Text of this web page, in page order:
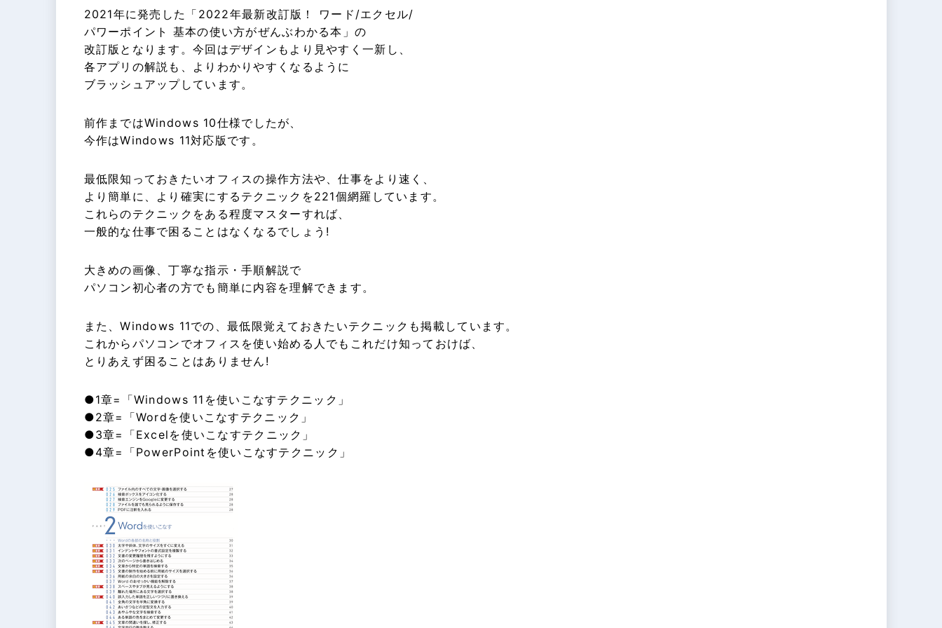
2021年に発売した「2022年最新改訂版！ ワード/エクセル/
パワーポイント 基本の使い方がぜんぶわかる本」の
改訂版となります。今回はデザインもより見やすく一新し、
各アプリの解説も、よりわかりやすくなるように
ブラッシュアップしています。
前作まではWindows 10仕様でしたが、
今作はWindows 11対応版です。
最低限知っておきたいオフィスの操作方法や、仕事をより速く、
より簡単に、より確実にするテクニックを221個網羅しています。
これらのテクニックをある程度マスターすれば、
一般的な仕事で困ることはなくなるでしょう!
大きめの画像、丁寧な指示・手順解説で
パソコン初心者の方でも簡単に内容を理解できます。
また、Windows 11での、最低限覚えておきたいテクニックも掲載しています。
これからパソコンでオフィスを使い始める人でもこれだけ知っておけば、
とりあえず困ることはありません!
●1章=「Windows 11を使いこなすテクニック」
●2章=「Wordを使いこなすテクニック」
●3章=「Excelを使いこなすテクニック」
●4章=「PowerPointを使いこなすテクニック」